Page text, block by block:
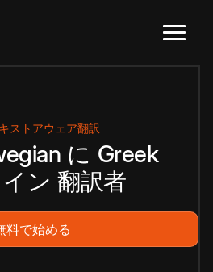
ストアウェア翻訳
に Greek
ン 翻訳者
料で始める